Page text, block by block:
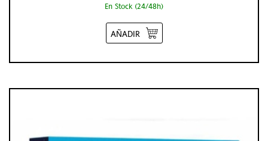
En Stock (24/48h)
AÑADIR